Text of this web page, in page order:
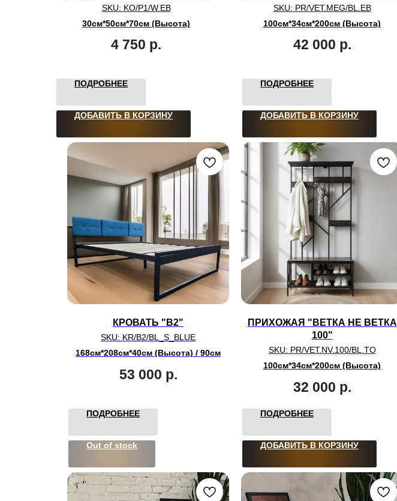
SKU: KO/P1/W.EB
30см*50см*70см (Высота)
4 750 р.
ПОДРОБНЕЕ
ДОБАВИТЬ В КОРЗИНУ
SKU: PR/VET.MEG/BL.EB
100см*34см*200см (Высота)
42 000 р.
ПОДРОБНЕЕ
ДОБАВИТЬ В КОРЗИНУ
КРОВАТЬ "B2"
SKU: KR/B2/BL_S_BLUE
168см*208см*40см (Высота) / 90см
53 000 р.
ПОДРОБНЕЕ
Out of stock
ПРИХОЖАЯ "ВЕТКА НЕ ВЕТКА
100"
SKU: PR/VET.NV.100/BL.TO
100см*34см*200см (Высота)
32 000 р.
ПОДРОБНЕЕ
ДОБАВИТЬ В КОРЗИНУ